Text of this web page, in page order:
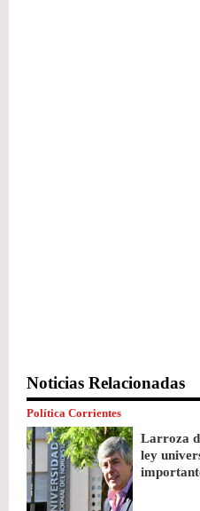
Noticias Relacionadas
Política Corrientes
Larroza
ley